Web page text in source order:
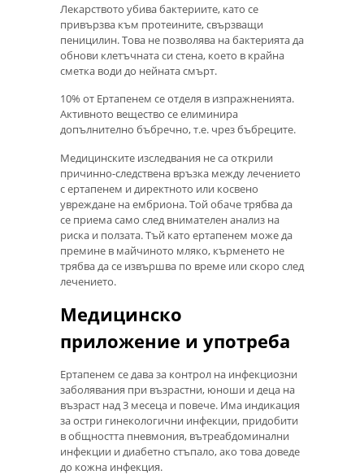
Лекарството убива бактериите, като се
привързва към протеините, свързващи
пеницилин. Това не позволява на бактерията да
обнови клетъчната си стена, което в крайна
сметка води до нейната смърт.
10% от Ертапенем се отделя в изпражненията.
Активното вещество се елиминира
допълнително бъбречно, т.е. чрез бъбреците.
Медицинските изследвания не са открили
причинно-следствена връзка между лечението
с ертапенем и директното или косвено
увреждане на ембриона. Той обаче трябва да
се приема само след внимателен анализ на
риска и ползата. Тъй като ертапенем може да
премине в майчиното мляко, кърменето не
трябва да се извършва по време или скоро след
лечението.
Медицинско
приложение и употреба
Ертапенем се дава за контрол на инфекциозни
заболявания при възрастни, юноши и деца на
възраст над 3 месеца и повече. Има индикация
за остри гинекологични инфекции, придобити
в общността пневмония, вътреабдоминални
инфекции и диабетно стъпало, ако това доведе
до кожна инфекция.